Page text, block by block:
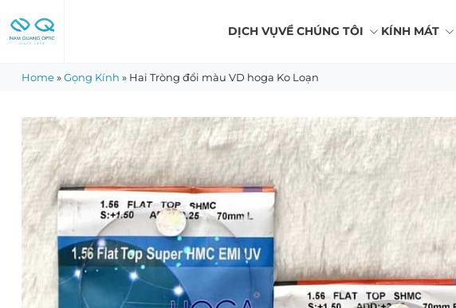
to
content
DỊCH VỤVỀ CHÚNG TÔI KÍNH MÁT
Home»Gọng Kính » Hai Tròng đổi màu VD hoga Ko Loạn